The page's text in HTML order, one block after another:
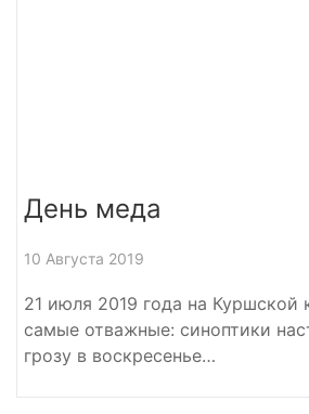
День меда
10 Августа 2019
21 июля 2019 года на Куршской
самые отважные: синоптики
грозу в воскресенье…